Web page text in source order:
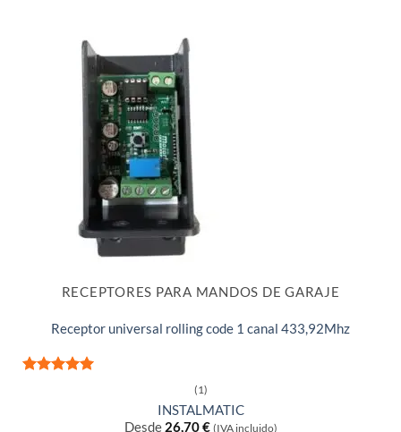
RECEPTORES PARA MANDOS DE GARAJE
Receptor universal rolling code 1 canal 433,92Mhz
(1)
INSTALMATIC
Desde 26,70€ (IVA incluido)